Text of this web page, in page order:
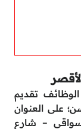
تقديم
على العنوان
– شارع